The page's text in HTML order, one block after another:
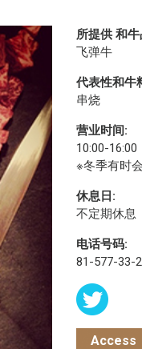
所提供 和
飞弹牛
代表性和牛
串烧
营业时间:
10:00-16:00
※冬季有时
休息日:
不定期休息
电话号码:
81-577-33-
Access